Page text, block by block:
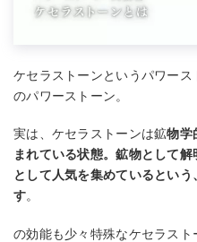
ケセラストーンというパワー
のパワーストーン。
実は、ケセラストーンは鉱物学
まれている状態。鉱物として
として人気を集めているとい
す。
の効能も少々特殊なケセラス